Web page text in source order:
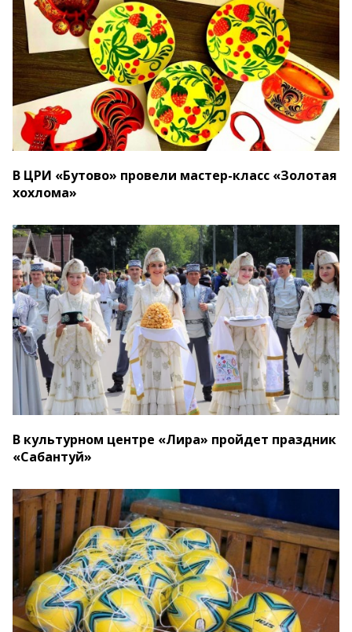
В ЦРИ «Бутово» провели мастер-класс «Золотая
хохлома»
В культурном центре «Лира» пройдет праздник
«Сабантуй»